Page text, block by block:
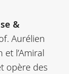
&
Aurélien
l’Amiral
opère des